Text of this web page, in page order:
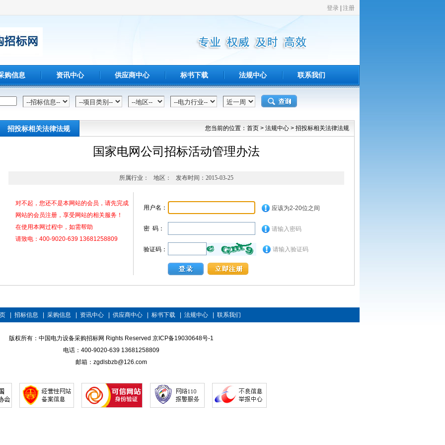
购信息 资讯中心 供应商中心 标书下载 法规中心 联系我们
您当前的位置： 首页 > 法规中心 > 招投标相关法律法规
招投标相关法律法规
国家电网公司招标活动管理办法
所属行业： 地区： 发布时间：2015-03-25
对不起，您还不是本网站的会员，请先完成
网站的会员注册，享受网站的相关服务！
在使用本网过程中，如需帮助
请致电：400-9020-639 13681258809
用户名： 应该为2-20位之间
密 码： 请输入密码
验证码： 请输入验证码
招标信息 采购信息 资讯中心 供应商中心 标书下载 法规中心 联系我们
版权所有：中国电力设备采购招标网 Rights Reserved 京ICP备19030648号-1
电话：400-9020-639 13681258809
邮箱：zgdlsbzb@126.com